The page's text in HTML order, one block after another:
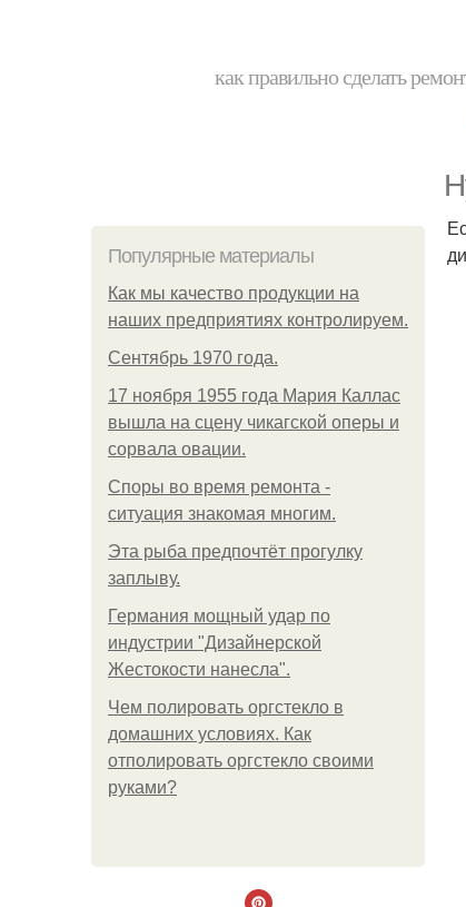
как правильно сделать
Популярные материалы
Как мы качество продукции на
наших предприятиях контролируем.
Сентябрь 1970 года.
17 ноября 1955 года Мария Каллас
вышла на сцену чикагской оперы и
сорвала овации.
Споры во время ремонта -
ситуация знакомая многим.
Эта рыба предпочтёт прогулку
заплыву.
Германия мощный удар по
индустрии "Дизайнерской
Жестокости нанесла".
Чем полировать оргстекло в
домашних условиях. Как
отполировать оргстекло своими
руками?